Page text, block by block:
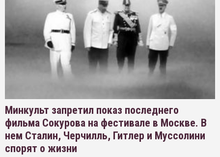
Минкульт запретил показ последнего
фильма Сокурова на фестивале в Москве. В
нем Сталин, Черчилль, Гитлер и Муссолини
спорят о жизни